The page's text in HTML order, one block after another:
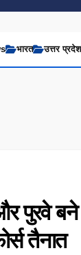
भारत उत्तर प्रदेश
पुरवे बने
तैनात